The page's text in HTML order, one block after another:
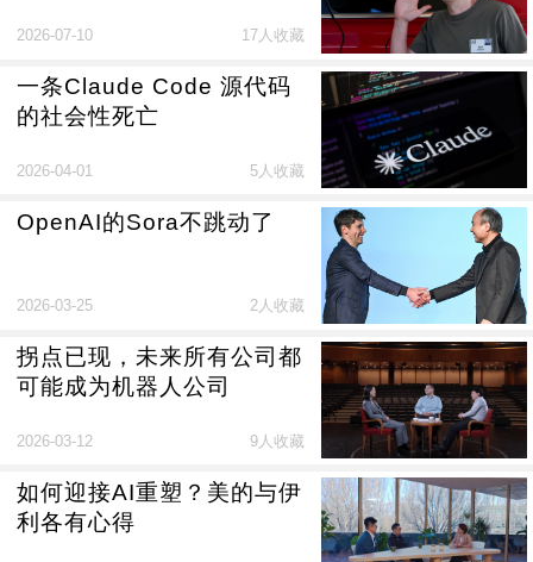
2026-07-10 17人收藏
一条Claude Code 源代码
的社会性死亡
2026-04-01 5人收藏
OpenAI的Sora不跳动了
2026-03-25 2人收藏
拐点已现，未来所有公司都
可能成为机器人公司
2026-03-12 9人收藏
如何迎接AI重塑？美的与伊
利各有心得